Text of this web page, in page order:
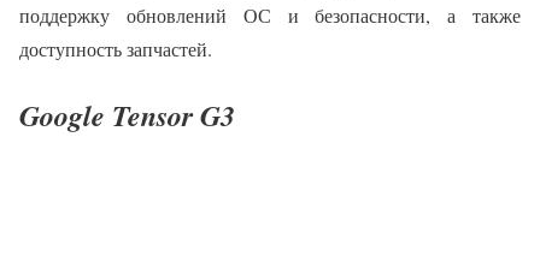
поддержку обновлений ОС и безопасности, а также
доступность запчастей.
Google Tensor G3